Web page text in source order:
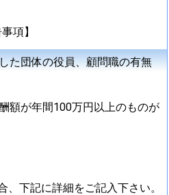
項】
た団体の役員、顧問職の有無
額が年間100万円以上のものが
、下記に詳細をご記入下さい。